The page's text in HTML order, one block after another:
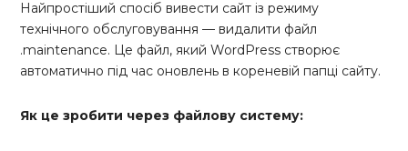
Найпростіший спосіб вивести сайт із режиму
технічного обслуговування — видалити файл
.maintenance. Це файл, який WordPress створює
автоматично під час оновлень в кореневій папці сайту.
Як це зробити через файлову систему: